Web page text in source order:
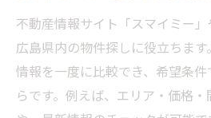
賃貸と売買の比較で見
い
ランキングや一覧サイ
法
不動産情報サイト「スマイミー」
広島県内の物件探しに役立ちま
情報を一度に比較でき、希望条
らです。例えば、エリア・価格